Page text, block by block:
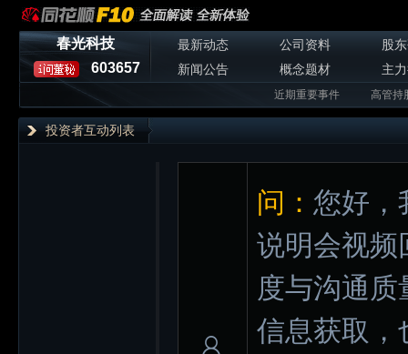
春光科技
603657
最新动态 公司资料
股
新闻公告
概念题材 主
近期重要事件 高管持
投资者互动列表
问： 您好，
说明会视频
度与沟通
信息获取，